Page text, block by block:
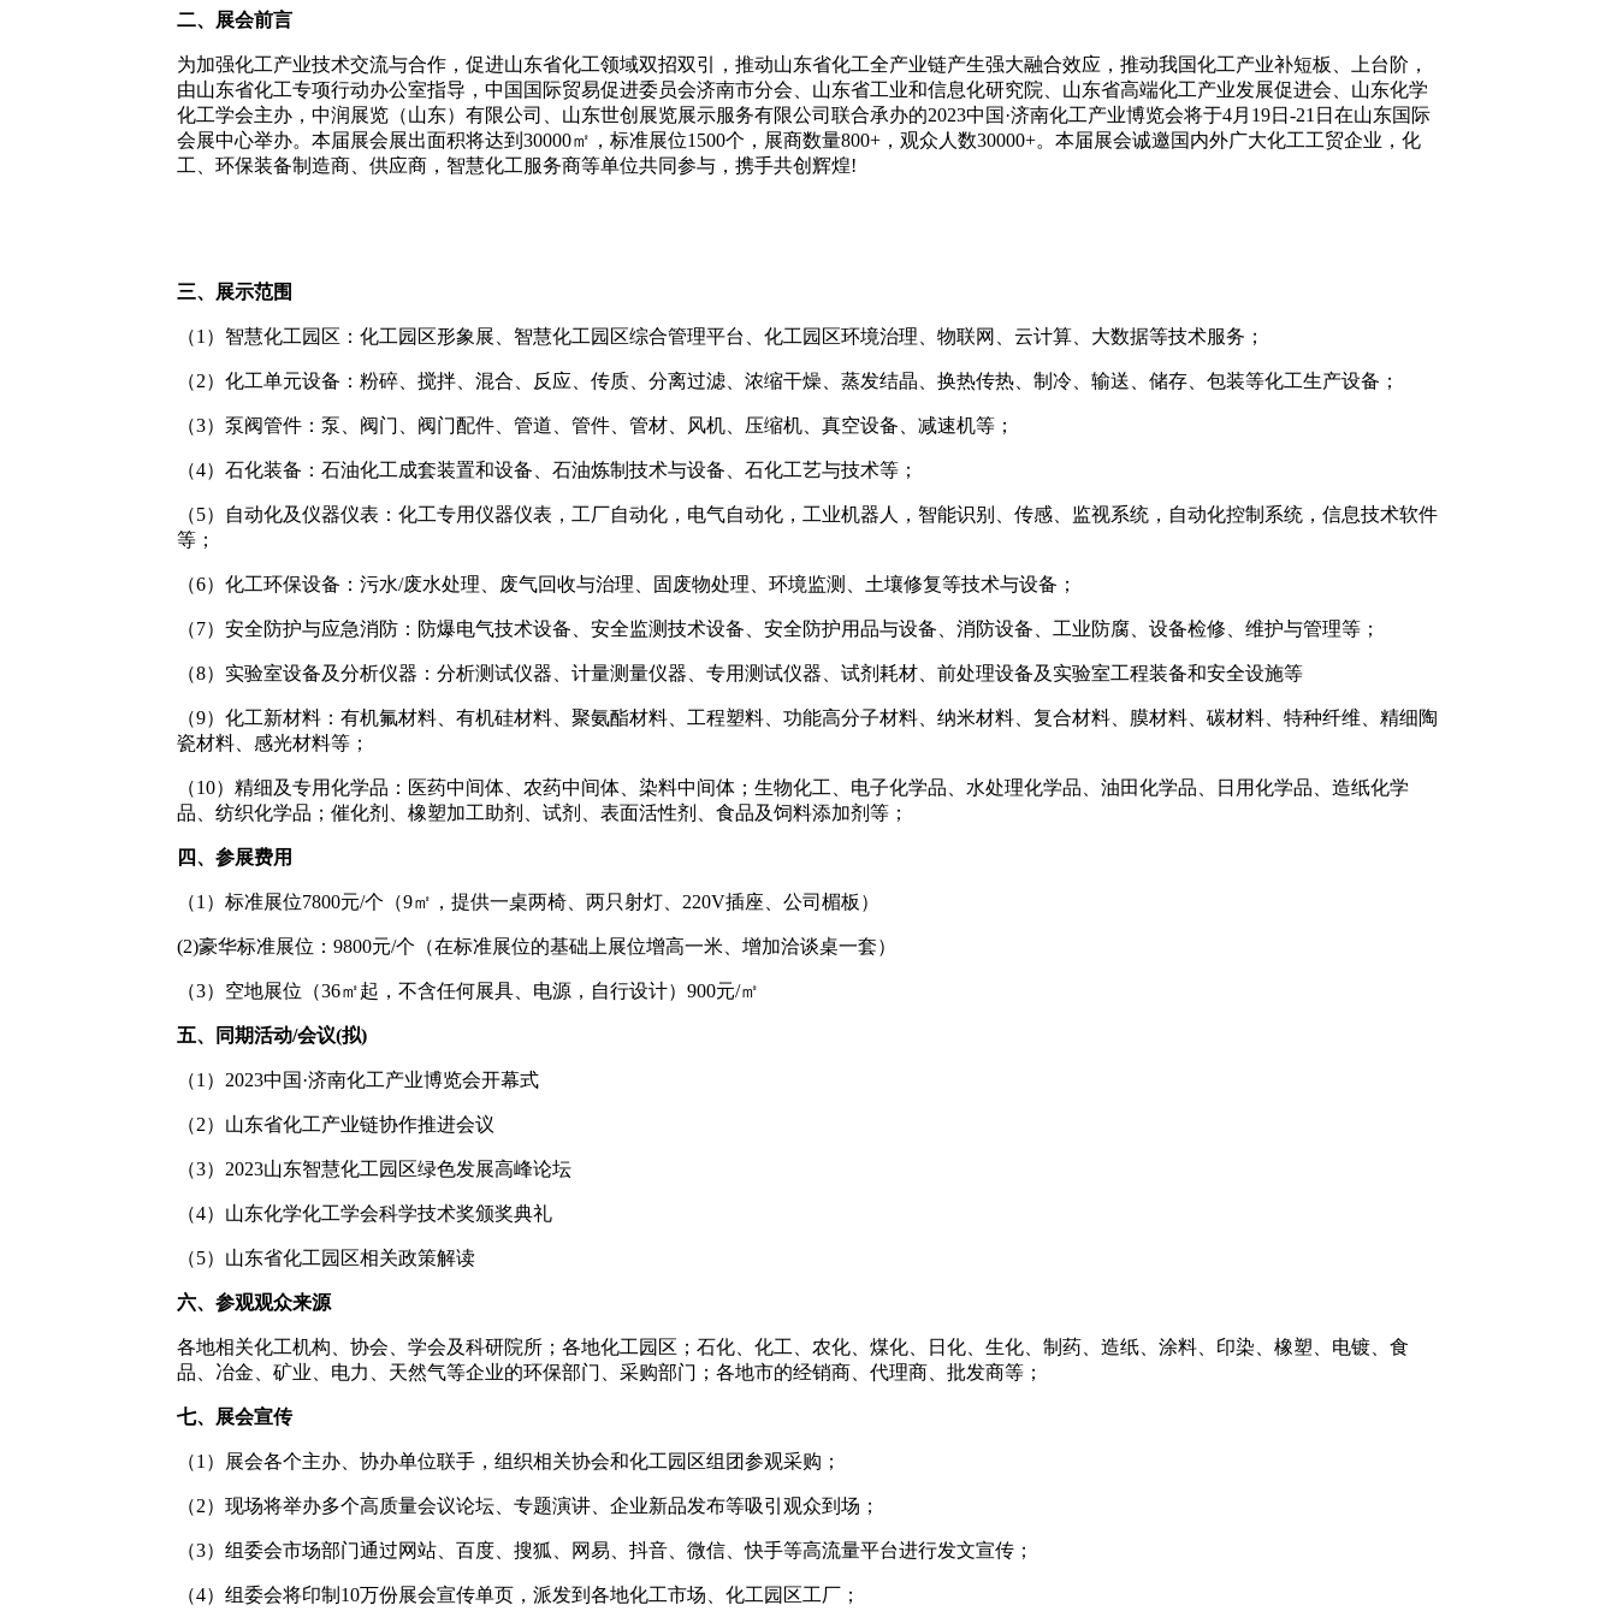
二、展会前言
为加强化工产业技术交流与合作，促进山东省化工领域双招双引，推动山东省化工全产业链产生强大融合效应，推动我国化工产业补短板、上台阶，
由山东省化工专项行动办公室指导，中国国际贸易促进委员会济南市分会、山东省工业和信息化研究院、山东省高端化工产业发展促进会、山东化学
化工学会主办，中润展览（山东）有限公司、山东世创展览展示服务有限公司联合承办的2023中国·济南化工产业博览会将于4月19日-21日在山东国际
会展中心举办。本届展会展出面积将达到30000㎡，标准展位1500个，展商数量800+，观众人数30000+。本届展会诚邀国内外广大化工工贸企业，化
工、环保装备制造商、供应商，智慧化工服务商等单位共同参与，携手共创辉煌!
三、展示范围
（1）智慧化工园区：化工园区形象展、智慧化工园区综合管理平台、化工园区环境治理、物联网、云计算、大数据等技术服务；
（2）化工单元设备：粉碎、搅拌、混合、反应、传质、分离过滤、浓缩干燥、蒸发结晶、换热传热、制冷、输送、储存、包装等化工生产设备；
（3）泵阀管件：泵、阀门、阀门配件、管道、管件、管材、风机、压缩机、真空设备、减速机等；
（4）石化装备：石油化工成套装置和设备、石油炼制技术与设备、石化工艺与技术等；
（5）自动化及仪器仪表：化工专用仪器仪表，工厂自动化，电气自动化，工业机器人，智能识别、传感、监视系统，自动化控制系统，信息技术软件
等；
（6）化工环保设备：污水/废水处理、废气回收与治理、固废物处理、环境监测、土壤修复等技术与设备；
（7）安全防护与应急消防：防爆电气技术设备、安全监测技术设备、安全防护用品与设备、消防设备、工业防腐、设备检修、维护与管理等；
（8）实验室设备及分析仪器：分析测试仪器、计量测量仪器、专用测试仪器、试剂耗材、前处理设备及实验室工程装备和安全设施等
（9）化工新材料：有机氟材料、有机硅材料、聚氨酯材料、工程塑料、功能高分子材料、纳米材料、复合材料、膜材料、碳材料、特种纤维、精细陶
瓷材料、感光材料等；
（10）精细及专用化学品：医药中间体、农药中间体、染料中间体；生物化工、电子化学品、水处理化学品、油田化学品、日用化学品、造纸化学
品、纺织化学品；催化剂、橡塑加工助剂、试剂、表面活性剂、食品及饲料添加剂等；
四、参展费用
（1）标准展位7800元/个（9㎡，提供一桌两椅、两只射灯、220V插座、公司楣板）
(2)豪华标准展位：9800元/个（在标准展位的基础上展位增高一米、增加洽谈桌一套）
（3）空地展位（36㎡起，不含任何展具、电源，自行设计）900元/㎡
五、同期活动/会议(拟)
（1）2023中国·济南化工产业博览会开幕式
（2）山东省化工产业链协作推进会议
（3）2023山东智慧化工园区绿色发展高峰论坛
（4）山东化学化工学会科学技术奖颁奖典礼
（5）山东省化工园区相关政策解读
六、参观观众来源
各地相关化工机构、协会、学会及科研院所；各地化工园区；石化、化工、农化、煤化、日化、生化、制药、造纸、涂料、印染、橡塑、电镀、食
品、冶金、矿业、电力、天然气等企业的环保部门、采购部门；各地市的经销商、代理商、批发商等；
七、展会宣传
（1）展会各个主办、协办单位联手，组织相关协会和化工园区组团参观采购；
（2）现场将举办多个高质量会议论坛、专题演讲、企业新品发布等吸引观众到场；
（3）组委会市场部门通过网站、百度、搜狐、网易、抖音、微信、快手等高流量平台进行发文宣传；
（4）组委会将印制10万份展会宣传单页，派发到各地化工市场、化工园区工厂；